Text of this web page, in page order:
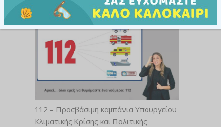
112 – Προσβάσιμη καμπάνια Υπουργείου
Κλιματικής Κρίσης και Πολιτικής